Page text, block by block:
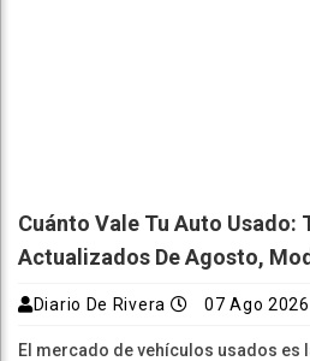
Cuánto Vale Tu Auto Usado:
Actualizados De Agosto,
Diario De Rivera 07 Ago 2026
El mercado de vehículos usados es